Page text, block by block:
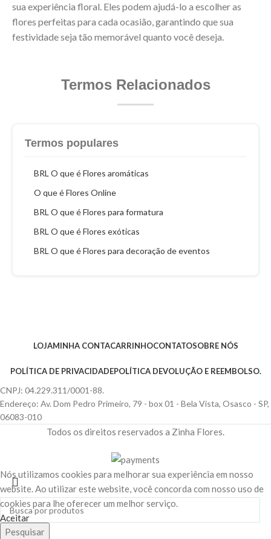
sua experiência floral. Eles podem ajudá-lo a escolher as
flores perfeitas para cada ocasião, garantindo que sua
festividade seja tão memorável quanto você deseja.
Termos Relacionados
Termos populares
BRL O que é Flores aromáticas
O que é Flores Online
BRL O que é Flores para formatura
BRL O que é Flores exóticas
BRL O que é Flores para decoração de eventos
LOJAMINHA CONTACARRINHOCONTATOSOBRE NÓS
POLÍTICA DE PRIVACIDADEPOLÍTICA DEVOLUÇÃO E REEMBOLSO.
CNPJ: 04.229.311/0001-88.
Endereço: Av. Dom Pedro Primeiro, 79 - box 01 - Bela Vista, Osasco - SP,
06083-010
Todos os direitos reservados a Zinha Flores.
Pesquisar
Nós utilizamos cookies para melhorar sua experiência em nosso
website. Ao utilizar este website, você concorda com nosso uso de
cookies para lhe oferecer um melhor serviço.
Aceitar